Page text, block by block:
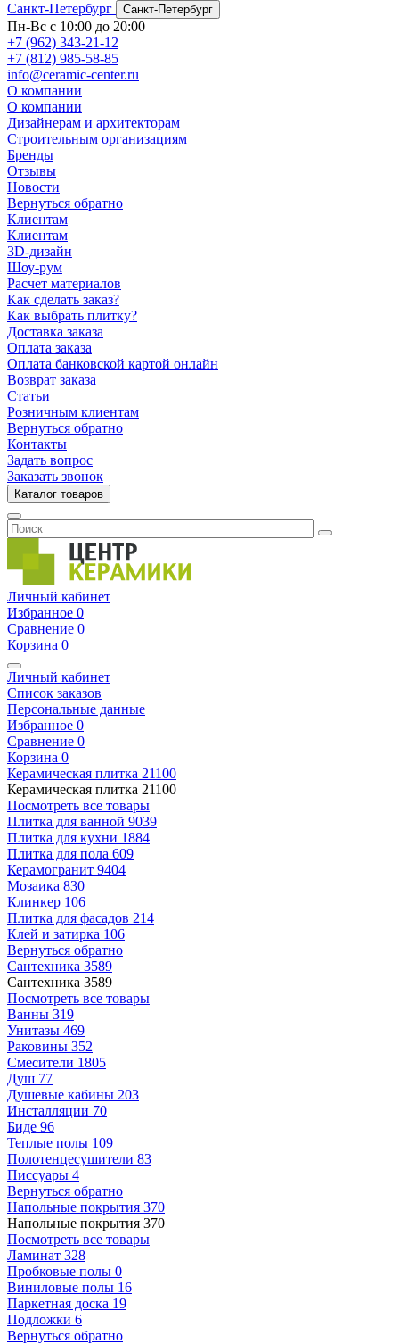
Санкт-Петербург
Санкт-Петербург
Пн-Вс с 10:00 до 20:00
+7 (962) 343-21-12
+7 (812) 985-58-85
info@ceramic-center.ru
О компании
О компании
Дизайнерам и архитекторам
Строительным организациям
Бренды
Отзывы
Новости
Вернуться обратно
Клиентам
Клиентам
3D-дизайн
Шоу-рум
Расчет материалов
Как сделать заказ?
Как выбрать плитку?
Доставка заказа
Оплата заказа
Оплата банковской картой онлайн
Возврат заказа
Статьи
Розничным клиентам
Вернуться обратно
Контакты
Задать вопрос
Заказать звонок
Каталог товаров
Личный кабинет
Избранное 0
Сравнение 0
Корзина 0
Личный кабинет
Список заказов
Персональные данные
Избранное 0
Сравнение 0
Корзина 0
Керамическая плитка 21100
Керамическая плитка 21100
Посмотреть все товары
Плитка для ванной 9039
Плитка для кухни 1884
Плитка для пола 609
Керамогранит 9404
Мозаика 830
Клинкер 106
Плитка для фасадов 214
Клей и затирка 106
Вернуться обратно
Сантехника 3589
Сантехника 3589
Посмотреть все товары
Ванны 319
Унитазы 469
Раковины 352
Смесители 1805
Душ 77
Душевые кабины 203
Инсталляции 70
Биде 96
Теплые полы 109
Полотенцесушители 83
Писсуары 4
Вернуться обратно
Напольные покрытия 370
Напольные покрытия 370
Посмотреть все товары
Ламинат 328
Пробковые полы 0
Виниловые полы 16
Паркетная доска 19
Подложки 6
Вернуться обратно